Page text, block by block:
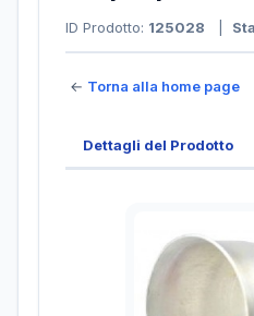
ID Prodotto: 125028
← Torna alla home page
Dettagli del Prodotto